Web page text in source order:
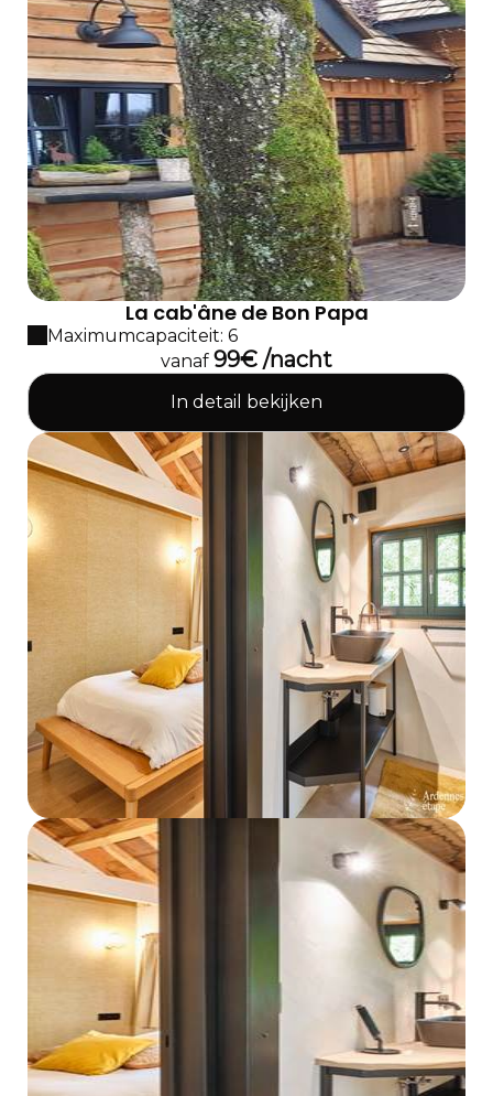
La cab'âne de Bon Papa
Maximumcapaciteit: 6
vanaf 99€ /nacht
In detail bekijken